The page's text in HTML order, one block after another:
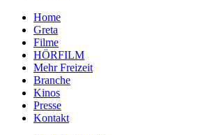
Home
Greta
Filme
HÖRFILM
Mehr Freizeit
Branche
Kinos
Presse
Kontakt